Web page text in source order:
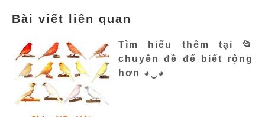
Bài viết liên quan
Tìm hiểu thêm tại 📂
chuyên đề để biết rộng
hơn ◕‿◕